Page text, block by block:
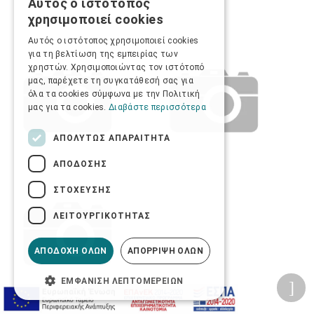
Αυτός ο ιστότοπος
χρησιμοποιεί cookies
Αυτός ο ιστότοπος χρησιμοποιεί cookies
για τη βελτίωση της εμπειρίας των
χρηστών. Χρησιμοποιώντας τον ιστότοπό
μας, παρέχετε τη συγκατάθεσή σας για
όλα τα cookies σύμφωνα με την Πολιτική
μας για τα cookies. Διαβάστε περισσότερα
ΑΠΟΛΎΤΩΣ ΑΠΑΡΑΊΤΗΤΑ
ΑΠΌΔΟΣΗΣ
ΣΤΌΧΕΥΣΗΣ
ΛΕΙΤΟΥΡΓΙΚΌΤΗΤΑΣ
ΑΠΟΔΟΧΉ ΌΛΩΝ ΑΠΌΡΡΙΨΗ ΌΛΩΝ
ΕΜΦΆΝΙΣΗ ΛΕΠΤΟΜΕΡΕΙΏΝ